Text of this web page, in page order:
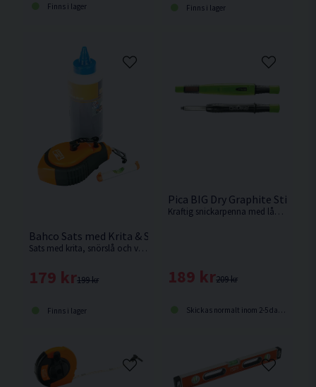
Finns i lager Finns i lager
Bahco Sats med Krita & Snörslå
Sats med krita, snörslå och vattenpass från Bahco.
199 kr
179 kr
Finns i lager
Pica BIG Dry Graphite
Kraftig snickarpenna med lång livslängd från Pica.
209 kr
189 kr
Skickas normalt inom 2-5 dagar